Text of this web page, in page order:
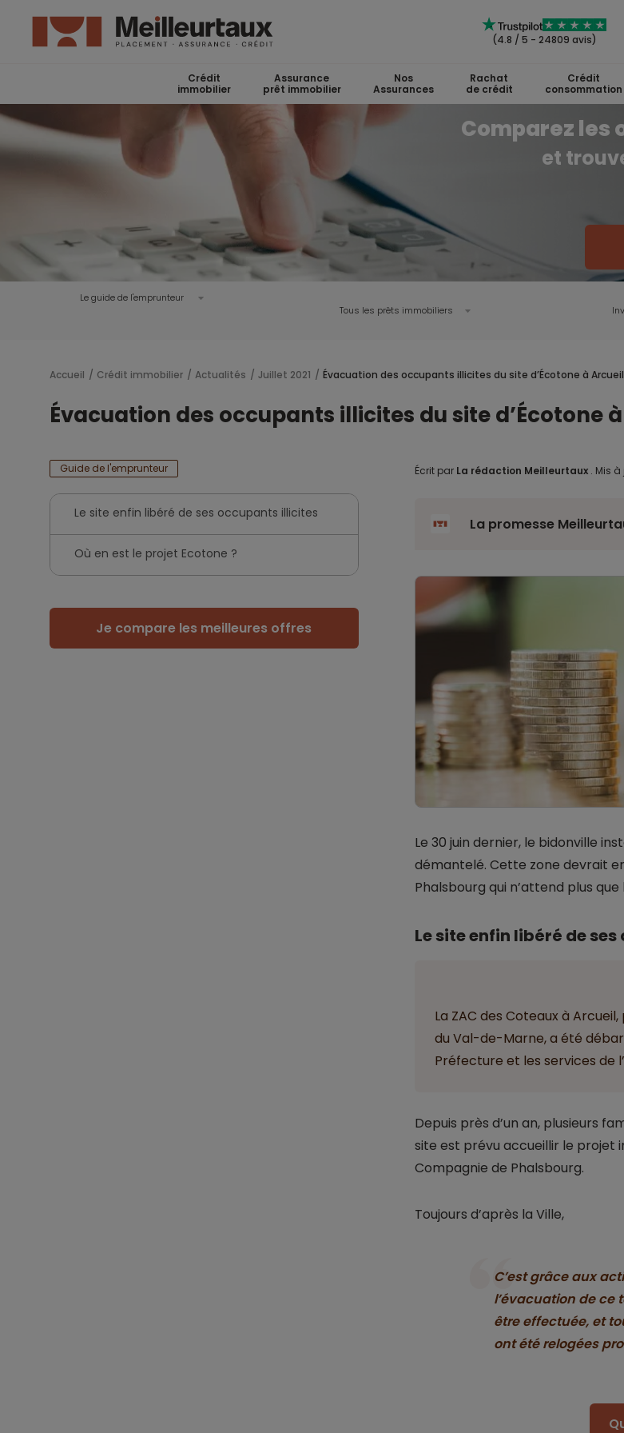
(4.8 / 5 - 24809 avis)
Crédit
immobilier
Assurance
prêt immobilier
Nos
Assurances
Rachat
de crédit
Crédit
consommation
Comparez les
et
Le guide de l'emprunteur
Tous les prêts immobiliers
Accueil Crédit immobilier Actualités Juillet 2021 Évacuation des occupants illicites du site d’Écotone à Arcueil
Évacuation des occupants illicites du site d’Écotone
Guide de l'emprunteur
Le site enfin libéré de ses occupants illicites
Où en est le projet Ecotone ?
Je compare les meilleures offres
Écrit par La rédaction Meilleurtaux . Mis à
La promesse
Le 30 juin dernier, le bidonville
démantelé. Cette zone devrait
Phalsbourg qui n’attend plus
Le site enfin libéré de
La ZAC des Coteaux à
du Val-de-Marne, a été
Préfecture et les services de
Depuis près d’un an, plusieurs
site est prévu accueillir le projet
Compagnie de Phalsbourg.
Toujours d’après la Ville,
C’est grâce aux
l’évacuation de ce
être effectuée, et
ont été relogées